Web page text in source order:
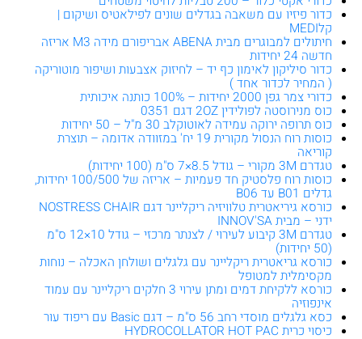
כדור פיזיו עם משאבה בגדלים שונים לפילאטיס ושיקום |
קלMEDI
חיתולים למבוגרים מבית ABENA אבריפורם מידה M3 אריזה
חדשה 24 יחידות
כדור סיליקון לאימון כף יד – לחיזוק אצבעות ושיפור מוטוריקה
( המחיר לכדור אחד )
כדורי צמר גפן 2000 יחידות – 100% כותנה איכותית
כוס מנירוסטה לפולידין 2OZ דגם 0351
כוס תרופה ירוקה עמידה לאוטוקלב 30 מ"ל – 50 יחידות
כוסות רוח הנסול מקורית 19 יח' במזוודה אדומה – תוצרת
קוריאה
טגדרם 3M מקורי – גודל 8.5×7 ס"מ (100 יחידות)
כוסות רוח פלסטיק חד פעמיות – אריזה של 100/500 יחידות,
גדלים B01 עד B06
כורסא גיריאטרית טלוויזיה ריקליינר דגם NOSTRESS CHAIR
ידני – מבית INNOV'SA
טגדרם 3M קיבוע לעירוי / לצנתר מרכזי – גודל 10×12 ס"מ
(50 יחידות)
כורסא גריאטרית ריקליינר עם גלגלים ושולחן האכלה – נוחות
מקסימלית למטופל
כורסא ללקיחת דמים ומתן עירוי 3 חלקים ריקליינר עם עמוד
אינפוזיה
כסא גלגלים מוסדי רחב 56 ס"מ – דגם Basic עם ריפוד עור
כיסוי כרית HYDROCOLLATOR HOT PAC